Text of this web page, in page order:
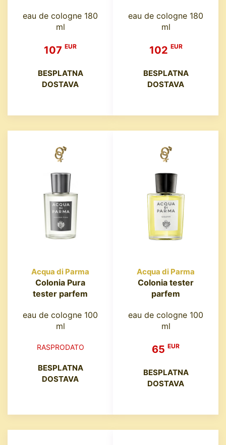
eau de cologne 180
ml
107 EUR
BESPLATNA
DOSTAVA
eau de cologne 180
ml
102 EUR
BESPLATNA
DOSTAVA
Acqua di Parma
Colonia Pura
tester parfem
eau de cologne 100
ml
RASPRODATO
BESPLATNA
DOSTAVA
Acqua di Parma
Colonia tester
parfem
eau de cologne 100
ml
65 EUR
BESPLATNA
DOSTAVA